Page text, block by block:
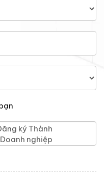
ký Thành
nghiệp